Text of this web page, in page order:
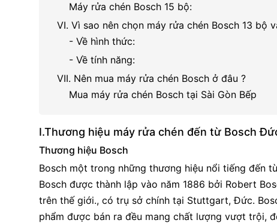
Máy rửa chén Bosch 15 bộ:
VI. Vì sao nên chọn máy rửa chén Bosch 13 bộ
- Về hình thức:
- Về tính năng:
VII. Nên mua máy rửa chén Bosch ở đâu ?
Mua máy rửa chén Bosch tại Sài Gòn Bếp
I.Thương hiệu máy rửa chén đến từ Bosch
Thương hiệu Bosch
Bosch một trong những thương hiệu nổi tiếng đến
Bosch được thành lập vào năm 1886 bởi Robert
trên thế giới., có trụ sở chính tại Stuttgart, Đức.
phẩm được bán ra đều mang chất lượng vượt trội,